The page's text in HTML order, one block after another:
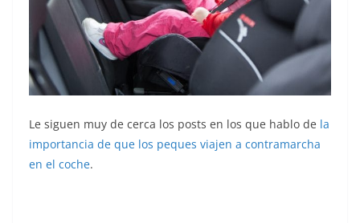
Le siguen muy de cerca los posts en los que hablo de la
importancia de que los peques viajen a contramarcha
en el coche.